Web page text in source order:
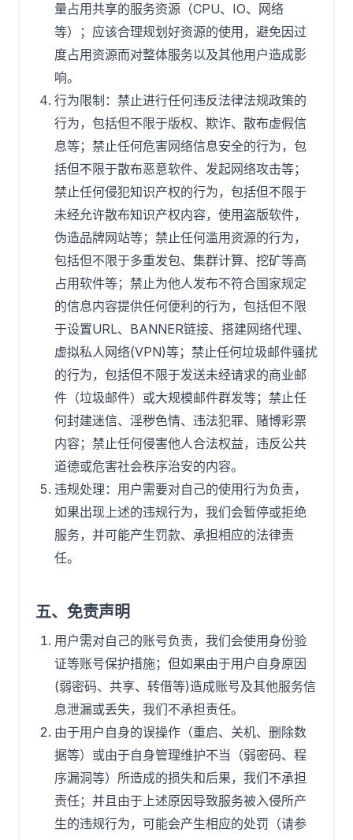
量占用共享的服务资源（CPU、IO、网络
等）；应该合理规划好资源的使用，避免因过
度占用资源而对整体服务以及其他用户造成影
响。
行为限制：禁止进行任何违反法律法规政策的
行为，包括但不限于版权、欺诈、散布虚假信
息等；禁止任何危害网络信息安全的行为，包
括但不限于散布恶意软件、发起网络攻击等；
禁止任何侵犯知识产权的行为，包括但不限于
未经允许散布知识产权内容，使用盗版软件，
伪造品牌网站等；禁止任何滥用资源的行为，
包括但不限于多重发包、集群计算、挖矿等高
占用软件等；禁止为他人发布不符合国家规定
的信息内容提供任何便利的行为，包括但不限
于设置URL、BANNER链接、搭建网络代理、
虚拟私人网络(VPN)等；禁止任何垃圾邮件骚扰
的行为，包括但不限于发送未经请求的商业邮
件（垃圾邮件）或大规模邮件群发等；禁止任
何封建迷信、淫秽色情、违法犯罪、赌博彩票
内容；禁止任何侵害他人合法权益，违反公共
道德或危害社会秩序治安的内容。
违规处理：用户需要对自己的使用行为负责，
如果出现上述的违规行为，我们会暂停或拒绝
服务，并可能产生罚款、承担相应的法律责
任。
五、免责声明
用户需对自己的账号负责，我们会使用身份验
证等账号保护措施；但如果由于用户自身原因
(弱密码、共享、转借等)造成账号及其他服务信
息泄漏或丢失，我们不承担责任。
由于用户自身的误操作（重启、关机、删除数
据等）或由于自身管理维护不当（弱密码、程
序漏洞等）所造成的损失和后果，我们不承担
责任；并且由于上述原因导致服务被入侵所产
生的违规行为，可能会产生相应的处罚（请参